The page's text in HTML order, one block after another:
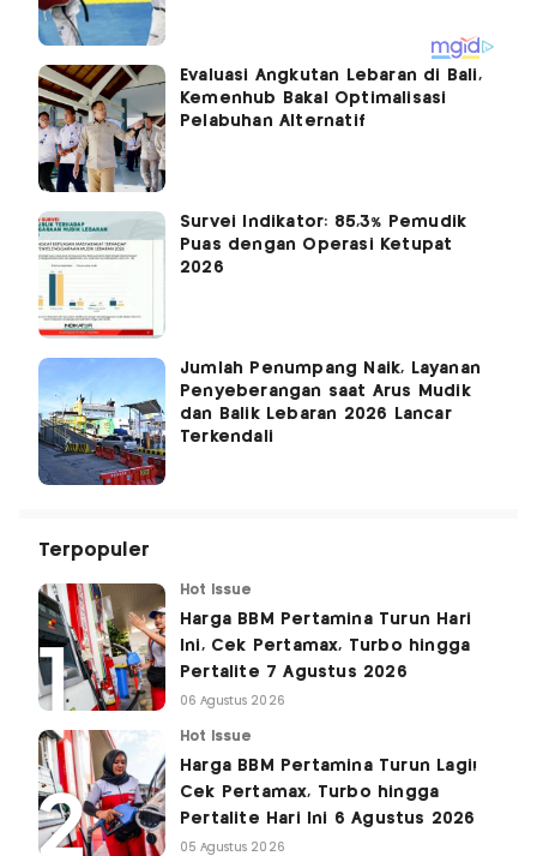
Evaluasi Angkutan Lebaran di Bali,
Kemenhub Bakal Optimalisasi
Pelabuhan Alternatif
Survei Indikator: 85,3% Pemudik
Puas dengan Operasi Ketupat
2026
Jumlah Penumpang Naik, Layanan
Penyeberangan saat Arus Mudik
dan Balik Lebaran 2026 Lancar
Terkendali
Terpopuler
Hot Issue
Harga BBM Pertamina Turun Hari
Ini, Cek Pertamax, Turbo hingga
Pertalite 7 Agustus 2026
06 Agustus 2026
Hot Issue
Harga BBM Pertamina Turun Lagi!
Cek Pertamax, Turbo hingga
Pertalite Hari Ini 6 Agustus 2026
05 Agustus 2026